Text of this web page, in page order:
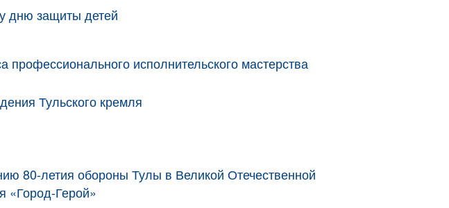
дню защиты детей
профессионального исполнительского мастерства
Тульского кремля
80-летия обороны Тулы в Великой Отечественной
«Город-Герой»